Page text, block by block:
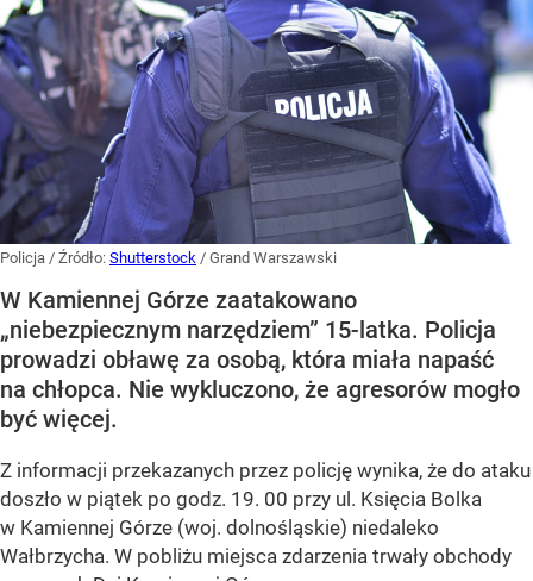
Policja / Źródło: Shutterstock / Grand Warszawski
W Kamiennej Górze zaatakowano
„niebezpiecznym narzędziem” 15-latka. Policja
prowadzi obławę za osobą, która miała napaść
na chłopca. Nie wykluczono, że agresorów mogło
być więcej.
Z informacji przekazanych przez policję wynika, że do ataku
doszło w piątek po godz. 19. 00 przy ul. Księcia Bolka
w Kamiennej Górze (woj. dolnośląskie) niedaleko
Wałbrzycha. W pobliżu miejsca zdarzenia trwały obchody